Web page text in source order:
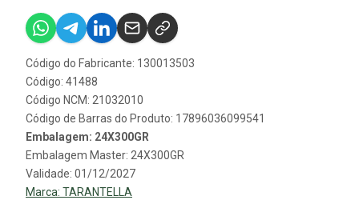
Código do Fabricante: 130013503
Código: 41488
Código NCM: 21032010
Código de Barras do Produto: 17896036099541
Embalagem: 24X300GR
Embalagem Master: 24X300GR
Validade: 01/12/2027
Marca: TARANTELLA